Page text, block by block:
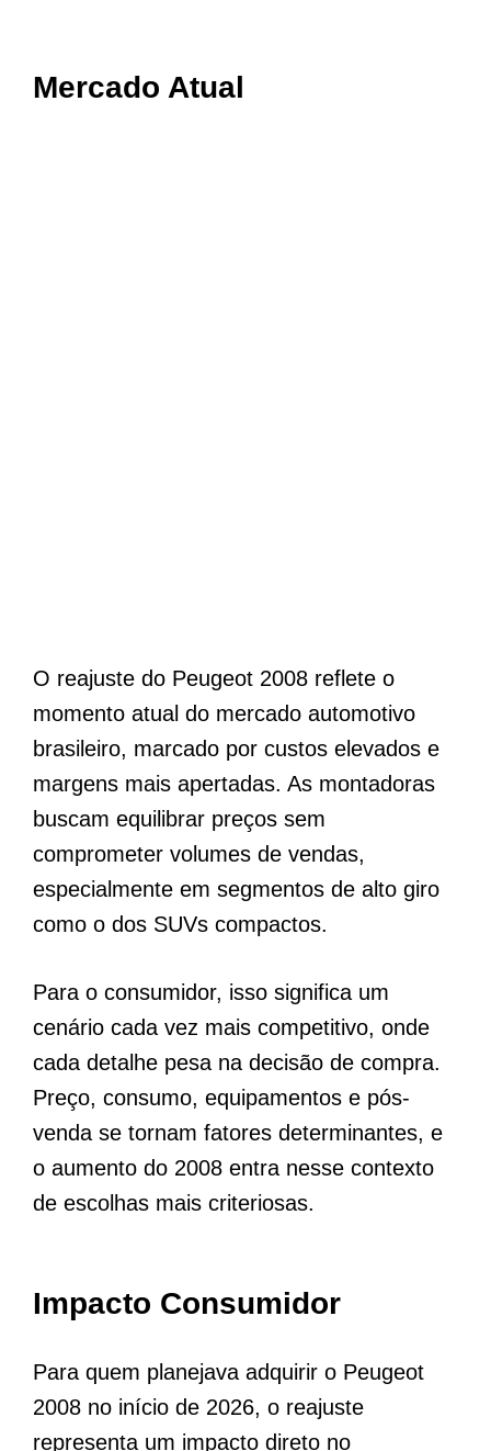
Mercado Atual
O reajuste do Peugeot 2008 reflete o
momento atual do mercado automotivo
brasileiro, marcado por custos elevados e
margens mais apertadas. As montadoras
buscam equilibrar preços sem
comprometer volumes de vendas,
especialmente em segmentos de alto giro
como o dos SUVs compactos.
Para o consumidor, isso significa um
cenário cada vez mais competitivo, onde
cada detalhe pesa na decisão de compra.
Preço, consumo, equipamentos e pós-
venda se tornam fatores determinantes, e
o aumento do 2008 entra nesse contexto
de escolhas mais criteriosas.
Impacto Consumidor
Para quem planejava adquirir o Peugeot
2008 no início de 2026, o reajuste
representa um impacto direto no